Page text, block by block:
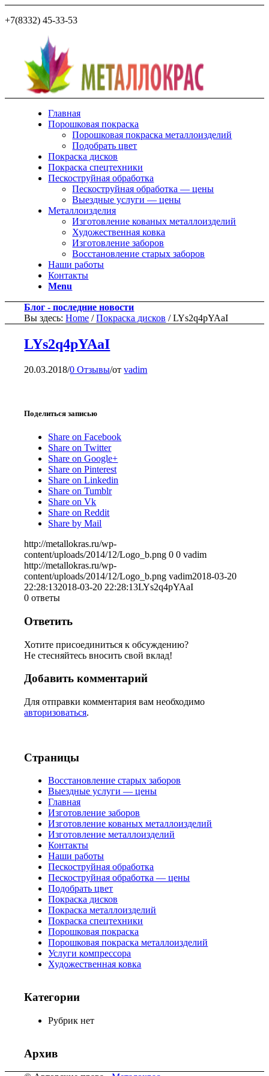
+7(8332) 45-33-53
Главная
Порошковая покраска
Порошковая покраска металлоизделий
Подобрать цвет
Покраска дисков
Покраска спецтехники
Пескоструйная обработка
Пескоструйная обработка — цены
Выездные услуги — цены
Металлоизделия
Изготовление кованых металлоизделий
Художественная ковка
Изготовление заборов
Восстановление старых заборов
Наши работы
Контакты
Menu
Блог - последние новости
Вы здесь: Home / Покраска дисков / LYs2q4pYAaI
LYs2q4pYAaI
20.03.2018/0 Отзывы/отvadim
Поделиться записью
Share on Facebook
Share on Twitter
Share on Google+
Share on Pinterest
Share on Linkedin
Share on Tumblr
Share on Vk
Share on Reddit
Share by Mail
http://metallokras.ru/wp-
content/uploads/2014/12/Logo_b.png 0 0 vadim
http://metallokras.ru/wp-
content/uploads/2014/12/Logo_b.png vadim2018-03-20
22:28:132018-03-20 22:28:13LYs2q4pYAaI
0 ответы
Ответить
Хотите присоединиться к обсуждению?
Не стесняйтесь вносить свой вклад!
Добавить комментарий
Для отправки комментария вам необходимо
авторизоваться.
Страницы
Восстановление старых заборов
Выездные услуги — цены
Главная
Изготовление заборов
Изготовление кованых металлоизделий
Изготовление металлоизделий
Контакты
Наши работы
Пескоструйная обработка
Пескоструйная обработка — цены
Подобрать цвет
Покраска дисков
Покраска металлоизделий
Покраска спецтехники
Порошковая покраска
Порошковая покраска металлоизделий
Услуги компрессора
Художественная ковка
Категории
Рубрик нет
Архив